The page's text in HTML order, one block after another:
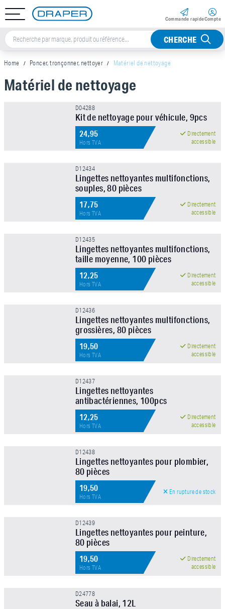
Commande rapideCompte
CHERCHE
Home Poncer, tronçonner, nettoyer Matériel de nettoyage
Sorteer op
Matériel de nettoyage
D04288
Kit de nettoyage pour véhicule, 9pcs
24,95
Hors TVA
Directement
accessible
D12434
Lingettes nettoyantes multifonctions,
souples, 80 pièces
17,75
Hors TVA
Directement
accessible
D12435
Lingettes nettoyantes multifonctions,
taille moyenne, 100 pièces
12,25
Hors TVA
Directement
accessible
D12436
Lingettes nettoyantes multifonctions,
grossières, 80 pièces
19,50
Hors TVA
Directement
accessible
D12437
Lingettes nettoyantes
antibactériennes, 100pcs
12,25
Hors TVA
Directement
accessible
D12438
Lingettes nettoyantes pour plombier,
80 pièces
19,50
Hors TVA
En rupture de stock
D12439
Lingettes nettoyantes pour peinture,
80 pièces
19,50
Hors TVA
Directement
accessible
D24778
Seau à balai, 12L